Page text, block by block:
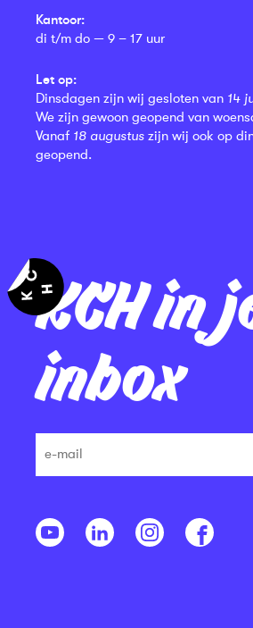
KCH in
inbox
Kantoor:
di t/m do — 9 – 17 uur
Let op:
Dinsdagen zijn wij gesloten van 14
We zijn gewoon geopend van
Vanaf 18 augustus zijn wij ook op
geopend.